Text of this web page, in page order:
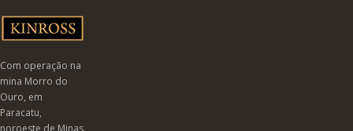
Com operação na
mina Morro do
Ouro, em
Paracatu,
noroeste de Minas